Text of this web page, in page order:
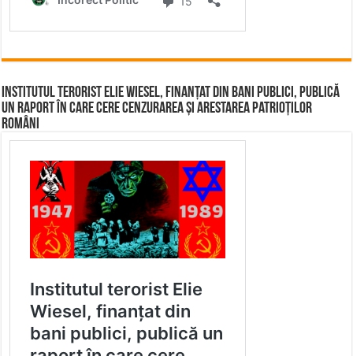
Institutul terorist Elie Wiesel, finanțat din bani publici, publică
un raport în care cere cenzurarea și arestarea patrioților
români